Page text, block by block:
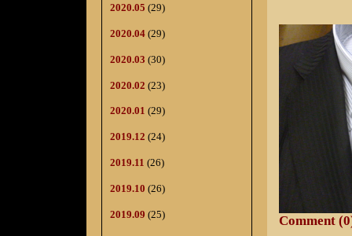
2020.05 (29)
2020.04 (29)
2020.03 (30)
2020.02 (23)
2020.01 (29)
2019.12 (24)
2019.11 (26)
2019.10 (26)
2019.09 (25) Comment